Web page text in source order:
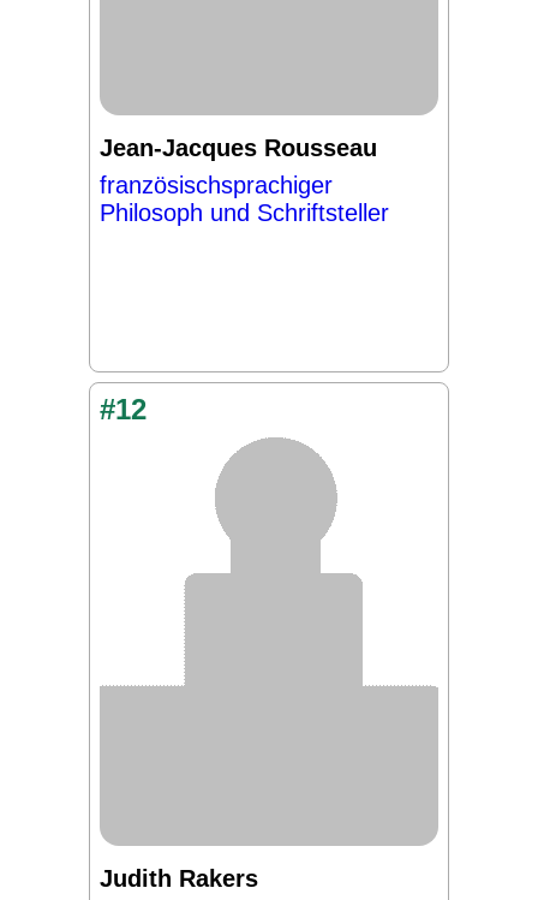
Jean-Jacques Rousseau
französischsprachiger
Philosoph und Schriftsteller
#12
Judith Rakers